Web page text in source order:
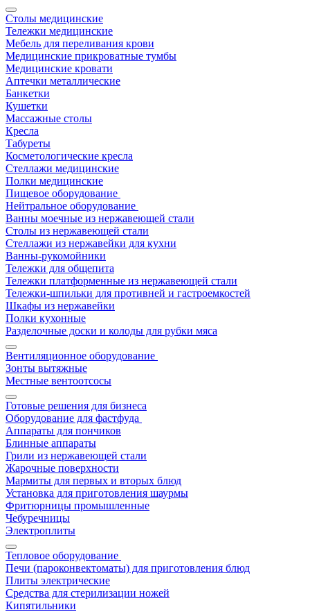
Столы медицинские
Тележки медицинские
Мебель для переливания крови
Медицинские прикроватные тумбы
Медицинские кровати
Аптечки металлические
Банкетки
Кушетки
Массажные столы
Кресла
Табуреты
Косметологические кресла
Стеллажи медицинские
Полки медицинские
Пищевое оборудование
Нейтральное оборудование
Ванны моечные из нержавеющей стали
Столы из нержавеющей стали
Стеллажи из нержавейки для кухни
Ванны-рукомойники
Тележки для общепита
Тележки платформенные из нержавеющей стали
Тележки-шпильки для противней и гастроемкостей
Шкафы из нержавейки
Полки кухонные
Разделочные доски и колоды для рубки мяса
Вентиляционное оборудование
Зонты вытяжные
Местные вентоотсосы
Готовые решения для бизнеса
Оборудование для фастфуда
Аппараты для пончиков
Блинные аппараты
Грили из нержавеющей стали
Жарочные поверхности
Мармиты для первых и вторых блюд
Установка для приготовления шаурмы
Фритюрницы промышленные
Чебуречницы
Электроплиты
Тепловое оборудование
Печи (пароконвектоматы) для приготовления блюд
Плиты электрические
Средства для стерилизации ножей
Кипятильники